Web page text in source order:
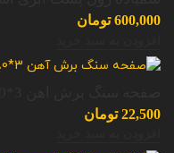
600,000 تومان
22,500 تومان